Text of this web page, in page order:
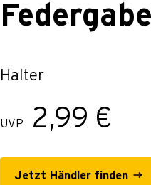
Halter
UVP 2,99 €
Jetzt Händler finden